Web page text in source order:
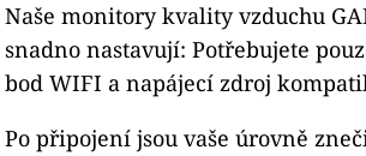
Naše monitory kvality vzduchu
snadno nastavují: Potřebujete
bod WIFI a napájecí zdroj
Po připojení jsou vaše úrovně